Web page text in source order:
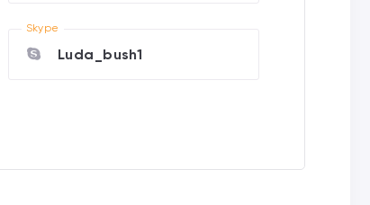
Skype
Luda_bush1